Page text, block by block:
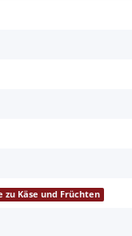
zu Käse und Früchten